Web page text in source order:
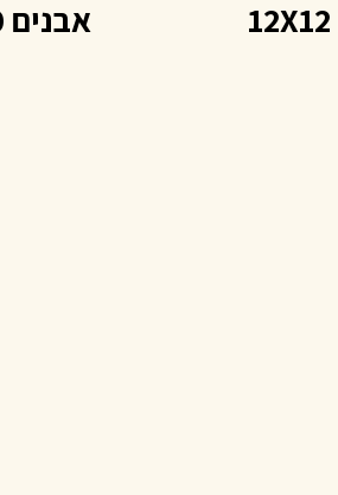
אבנים 10X10